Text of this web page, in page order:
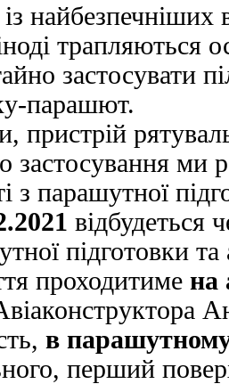
найбезпечніших
трапляються
застосувати
парашют.
пристрій
застосування ми
з парашутної
відбудеться
підготовки
проходитиме на
в
перший